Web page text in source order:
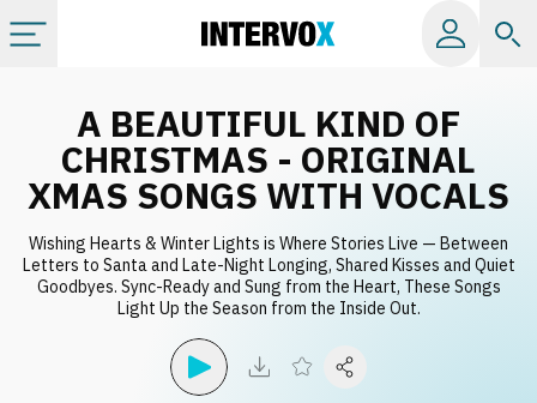
Alle Alben
Labels
Playlists
A BEAUTIFUL KIND OF
CHRISTMAS - ORIGINAL
XMAS SONGS WITH VOCALS
Wishing Hearts & Winter Lights is Where Stories Live — Between
Letters to Santa and Late-Night Longing, Shared Kisses and Quiet
Goodbyes. Sync-Ready and Sung from the Heart, These Songs
Light Up the Season from the Inside Out.